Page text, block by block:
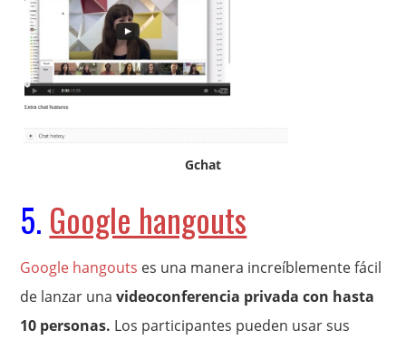
Gchat
5. Google hangouts
Google hangouts es una manera increíblemente fácil
de lanzar unavideoconferencia privada con hasta
10 personas. Los participantes pueden usar sus